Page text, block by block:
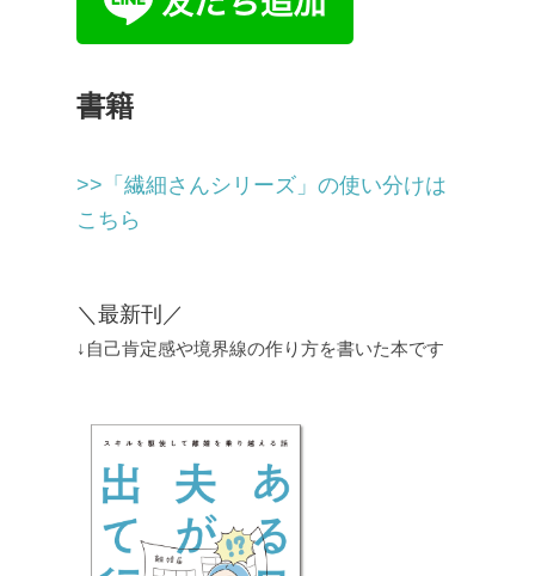
書籍
>>「繊細さんシリーズ」の使い分けは
こちら
＼最新刊／
↓自己肯定感や境界線の作り方を書いた本です